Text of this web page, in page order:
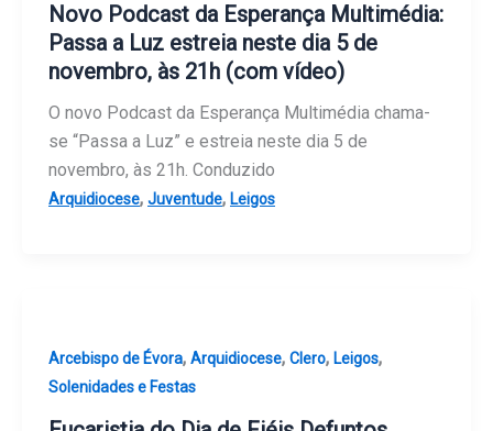
Novo Podcast da Esperança Multimédia:
Passa a Luz estreia neste dia 5 de
novembro, às 21h (com vídeo)
O novo Podcast da Esperança Multimédia chama-
se “Passa a Luz” e estreia neste dia 5 de
novembro, às 21h. Conduzido
Arquidiocese, Juventude, Leigos
Arcebispo de Évora, Arquidiocese, Clero, Leigos,
Solenidades e Festas